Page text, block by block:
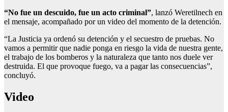
“No fue un descuido, fue un acto criminal”, lanzó Weretilnech en
el mensaje, acompañado por un video del momento de la detención.
“La Justicia ya ordenó su detención y el secuestro de pruebas. No
vamos a permitir que nadie ponga en riesgo la vida de nuestra gente,
el trabajo de los bomberos y la naturaleza que tanto nos duele ver
destruida. El que provoque fuego, va a pagar las consecuencias”,
concluyó.
Video